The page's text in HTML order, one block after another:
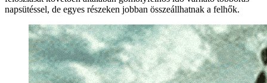
napsütéssel, de egyes részeken jobban összeállhatnak a felhők.